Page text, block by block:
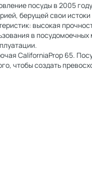
посуды в 2005
берущей свои истоки
высокая
в
CaliforniaProp 65.
чтобы создать